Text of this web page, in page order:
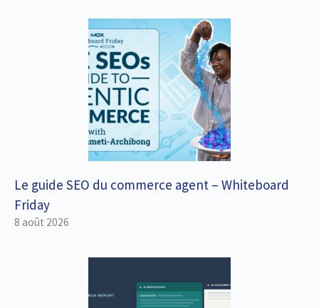
Le guide SEO du commerce agent – ​​Whiteboard
Friday
8 août 2026